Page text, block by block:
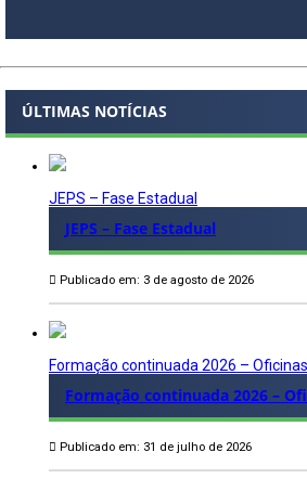
ÚLTIMAS NOTÍCIAS
JEPS – Fase Estadual
JEPS – Fase Estadual
Publicado em: 3 de agosto de 2026
Formação continuada 2026 – Oficinas
Formação continuada 2026 –
Publicado em: 31 de julho de 2026